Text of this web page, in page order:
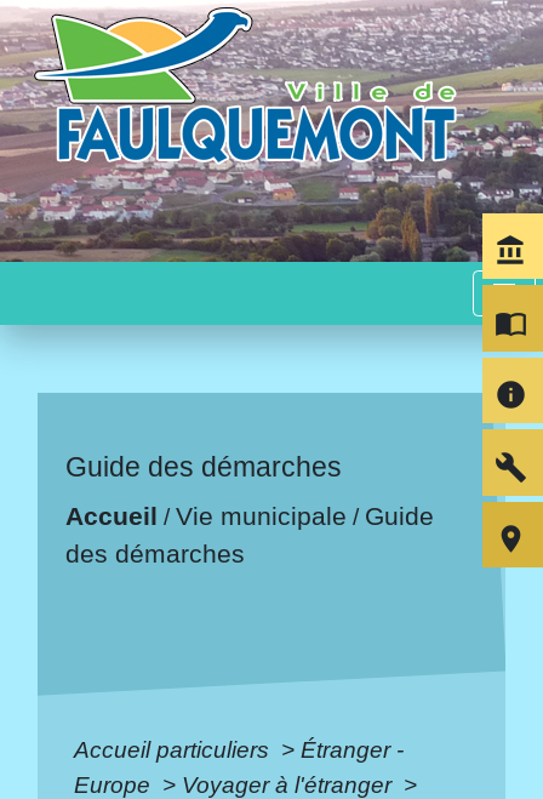
menu
Guide des démarches
Accueil /Vie municipale / Guide
des démarches
Accueil particuliers > Étranger -
Europe > Voyager à l'étranger >
account_balance
import_contacts
info
build
room